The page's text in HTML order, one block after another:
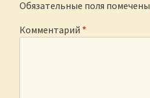
Обязательные поля помечены
Комментарий *